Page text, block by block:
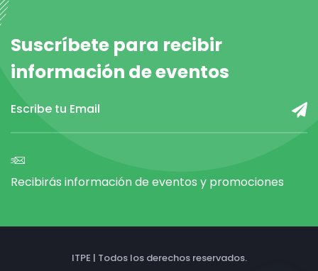
Suscríbete para recibir
información de eventos
Recibirás información de eventos y promociones
ITPE | Todos los derechos reservados.